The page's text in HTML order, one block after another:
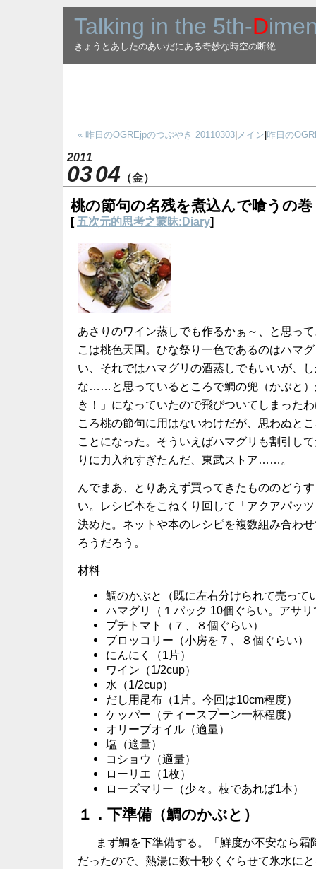
Talking in the 5th-D
きょうとあしたのあいだにある奇妙な時空の断絶
« 昨日のOGREjpのつぶやき 20110303 メイン 昨日の
2011
0304 （金）
桃の節句の名残を煮込んで喰うの
[ 五次元的思考之蒙昧:Diary]
あさりのワイン蒸しでも作るかぁ～、と思っ
こは桃色天国。ひな祭り一色であるのはハマ
い、それではハマグリの酒蒸しでもいいが、
な……と思っているところで鯛の兜（かぶと
き！」になっていたので飛びついてしまった
ころ桃の節句に用はないわけだが、思わぬと
ことになった。そういえばハマグリも割引し
りに力入れすぎたんだ、東武ストア……。
んでまあ、とりあえず買ってきたもののどう
い。レシピ本をこねくり回して「アクアパッ
決めた。ネットや本のレシピを複数組み合わ
ろうだろう。
材料
鯛のかぶと（既に左右分けられて売って
ハマグリ（１パック 10個ぐらい。アサ
プチトマト（７、８個ぐらい）
ブロッコリー（小房を７、８個ぐらい）
にんにく（1片）
ワイン（1/2cup）
水（1/2cup）
だし用昆布（1片。今回は10cm程度）
ケッパー（ティースプーン一杯程度）
オリーブオイル（適量）
塩（適量）
コショウ（適量）
ローリエ（1枚）
ローズマリー（少々。枝であれば1本）
１．下準備（鯛のかぶと）
まず鯛を下準備する。「鮮度が不安なら霜
だったので、熱湯に数十秒くぐらせて氷水に